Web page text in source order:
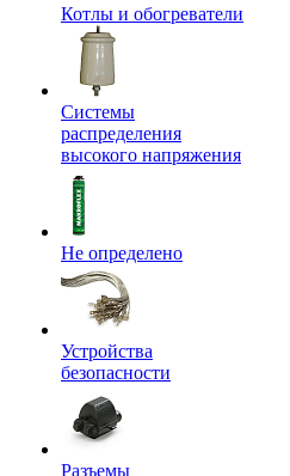
Котлы и обогреватели
Системы
распределения
высокого напряжения
Не определено
Устройства
безопасности
Разъемы